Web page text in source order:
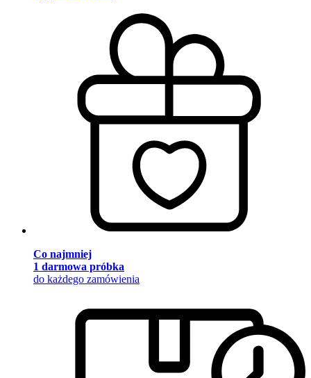
Co najmniej
1 darmowa próbka
do każdego zamówienia